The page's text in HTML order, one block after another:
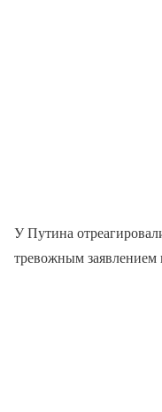
У Путина
тревожным заявлением